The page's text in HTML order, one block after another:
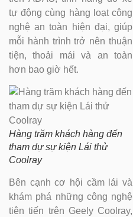
tự động cùng hàng loạt công
nghệ an toàn hiện đại, giúp
mỗi hành trình trở nên thuận
tiện, thoải mái và an toàn
hơn bao giờ hết.
Hàng trăm khách hàng đến
tham dự sự kiện Lái thử
Coolray
Bên cạnh cơ hội cầm lái và
khám phá những công nghệ
tiên tiến trên Geely Coolray,